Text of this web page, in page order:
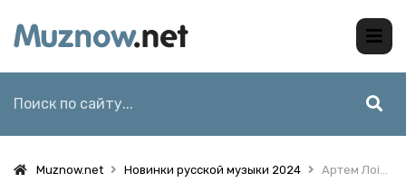
Muznow.net Новинки русской музыки 2024 Артем Лоік - Реальність Босха